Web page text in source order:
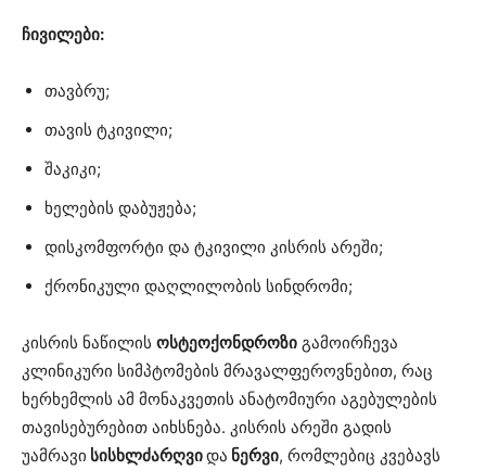
ჩივილები:
თავბრუ;
თავის ტკივილი;
შაკიკი;
ხელების დაბუჟება;
დისკომფორტი და ტკივილი კისრის არეში;
ქრონიკული დაღლილობის სინდრომი;
კისრის ნაწილის ოსტეოქონდროზი გამოირჩევა
კლინიკური სიმპტომების მრავალფეროვნებით, რაც
ხერხემლის ამ მონაკვეთის ანატომიური აგებულების
თავისებურებით აიხსნება. კისრის არეში გადის
უამრავი სისხლძარღვიდა ნერვი, რომლებიც კვებავს